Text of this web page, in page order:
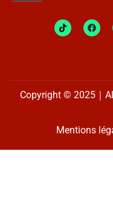
Copyright © 2025｜
Mentions